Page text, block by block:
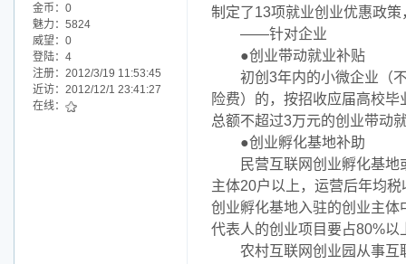
金币：0
魅力：5824
威望：0
登陆：4
注册：2012/3/19 11:53:45
近访：2012/12/1 23:41:27
在线：
制定了13项就业创业优惠政
——针对企业
●创业带动就业补贴
初创3年内的小微企业（不
险费）的，按招收应届高校
总额不超过3万元的创业带动
●创业孵化基地补助
民营互联网创业孵化基地或
主体20户以上，运营后年均
创业孵化基地入驻的创业主
代表人的创业项目要占80%以
农村互联网创业园从事互联